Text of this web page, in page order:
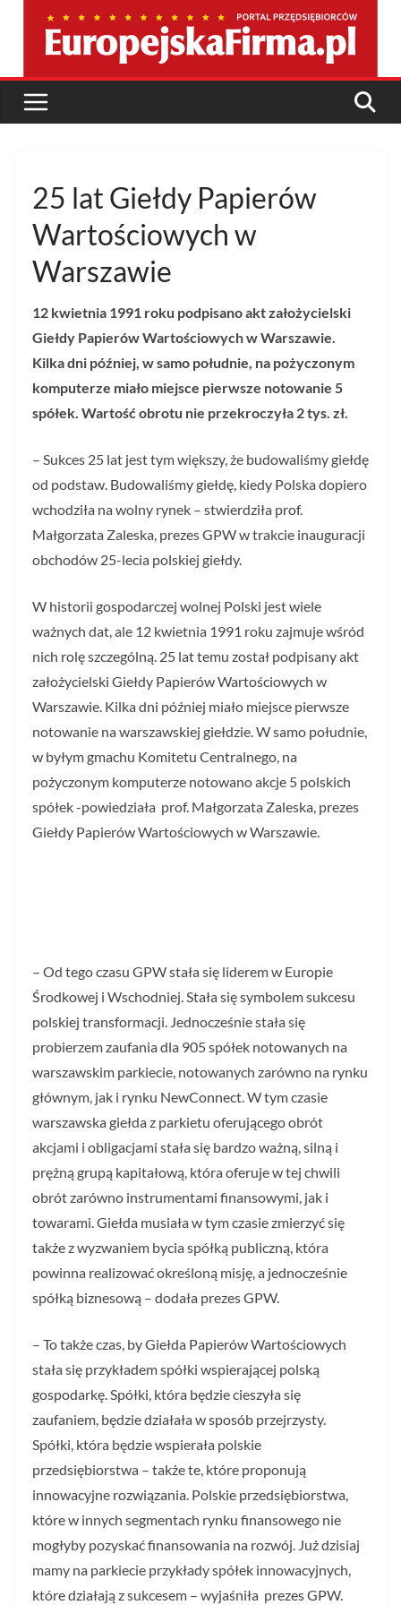
25 lat Giełdy Papierów
Wartościowych w
Warszawie
12 kwietnia 1991 roku podpisano akt założycielski
Giełdy Papierów Wartościowych w Warszawie.
Kilka dni później, w samo południe, na pożyczonym
komputerze miało miejsce pierwsze notowanie 5
spółek. Wartość obrotu nie przekroczyła 2 tys. zł.
– Sukces 25 lat jest tym większy, że budowaliśmy giełdę
od podstaw. Budowaliśmy giełdę, kiedy Polska dopiero
wchodziła na wolny rynek – stwierdziła prof.
Małgorzata Zaleska, prezes GPW w trakcie inauguracji
obchodów 25-lecia polskiej giełdy.
W historii gospodarczej wolnej Polski jest wiele
ważnych dat, ale 12 kwietnia 1991 roku zajmuje wśród
nich rolę szczególną. 25 lat temu został podpisany akt
założycielski Giełdy Papierów Wartościowych w
Warszawie. Kilka dni później miało miejsce pierwsze
notowanie na warszawskiej giełdzie. W samo południe,
w byłym gmachu Komitetu Centralnego, na
pożyczonym komputerze notowano akcje 5 polskich
spółek -powiedziała prof. Małgorzata Zaleska, prezes
Giełdy Papierów Wartościowych w Warszawie.
– Od tego czasu GPW stała się liderem w Europie
Środkowej i Wschodniej. Stała się symbolem sukcesu
polskiej transformacji. Jednocześnie stała się
probierzem zaufania dla 905 spółek notowanych na
warszawskim parkiecie, notowanych zarówno na rynku
głównym, jak i rynku NewConnect. W tym czasie
warszawska giełda z parkietu oferującego obrót
akcjami i obligacjami stała się bardzo ważną, silną i
prężną grupą kapitałową, która oferuje w tej chwili
obrót zarówno instrumentami finansowymi, jak i
towarami. Giełda musiała w tym czasie zmierzyć się
także z wyzwaniem bycia spółką publiczną, która
powinna realizować określoną misję, a jednocześnie
spółką biznesową – dodała prezes GPW.
– To także czas, by Giełda Papierów Wartościowych
stała się przykładem spółki wspierającej polską
gospodarkę. Spółki, która będzie cieszyła się
zaufaniem, będzie działała w sposób przejrzysty.
Spółki, która będzie wspierała polskie
przedsiębiorstwa – także te, które proponują
innowacyjne rozwiązania. Polskie przedsiębiorstwa,
które w innych segmentach rynku finansowego nie
mogłyby pozyskać finansowania na rozwój. Już dzisiaj
mamy na parkiecie przykłady spółek innowacyjnych,
które działają z sukcesem – wyjaśniła prezes GPW.